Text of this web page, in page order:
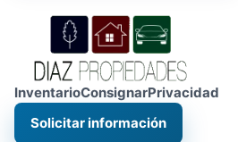
InventarioConsignarPrivacidad
Solicitar información